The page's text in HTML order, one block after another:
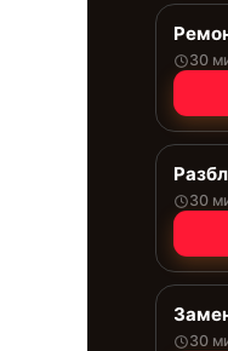
30
30
30